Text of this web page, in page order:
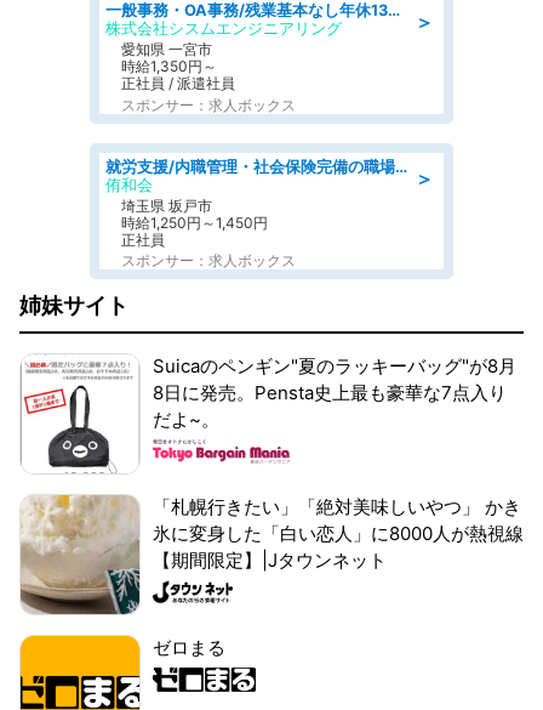
＞
一般事務・OA事務/残業基本なし年休130日社保完備の一般・調達事務
株式会社シスムエンジニアリング
愛知県 一宮市
時給1,350円～
正社員 / 派遣社員
スポンサー：求人ボックス
＞
就労支援/内職管理・社会保険完備の職場で生活支援員
侑和会
埼玉県 坂戸市
時給1,250円～1,450円
正社員
スポンサー：求人ボックス
姉妹サイト
Suicaのペンギン"夏のラッキーバッグ"が8月
8日に発売。Pensta史上最も豪華な7点入り
だよ~。
「札幌行きたい」「絶対美味しいやつ」 かき
氷に変身した「白い恋人」に8000人が熱視線
【期間限定】|Jタウンネット
ゼロまる